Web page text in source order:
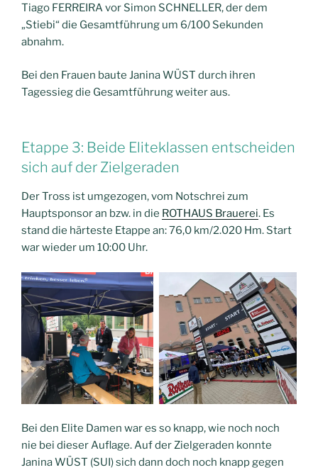
Tiago FERREIRA vor Simon SCHNELLER, der dem
„Stiebi“ die Gesamtführung um 6/100 Sekunden
abnahm.
Bei den Frauen baute Janina WÜST durch ihren
Tagessieg die Gesamtführung weiter aus.
Etappe 3: Beide Eliteklassen entscheiden
sich auf der Zielgeraden
Der Tross ist umgezogen, vom Notschrei zum
Hauptsponsor an bzw. in die ROTHAUS Brauerei. Es
stand die härteste Etappe an: 76,0 km/2.020 Hm. Start
war wieder um 10:00 Uhr.
Bei den Elite Damen war es so knapp, wie noch noch
nie bei dieser Auflage. Auf der Zielgeraden konnte
Janina WÜST (SUI) sich dann doch noch knapp gegen